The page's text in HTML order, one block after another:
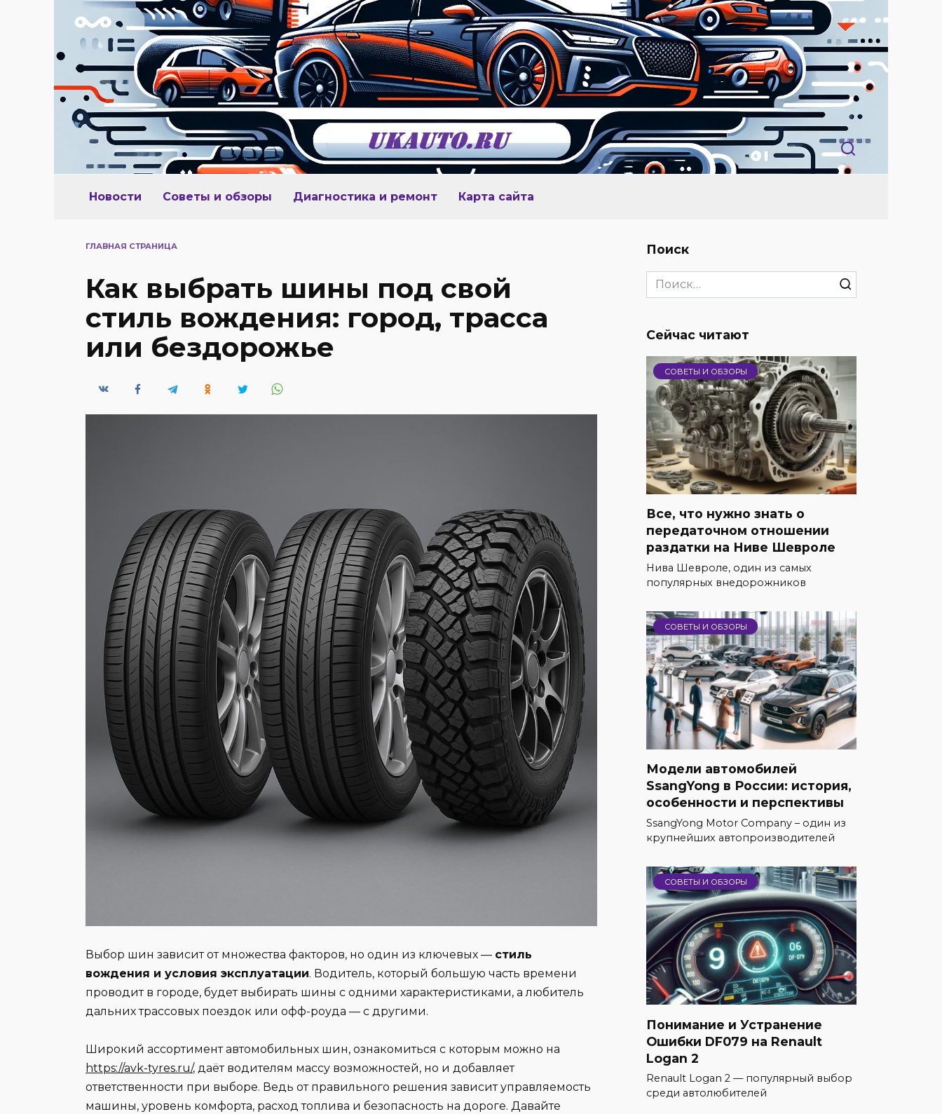
Новости Советы и обзоры Диагностика и ремонт Карта сайта
ГЛАВНАЯ СТРАНИЦА
Как выбрать шины под свой
стиль вождения: город, трасса
или бездорожье
Выбор шин зависит от множества факторов, но один из ключевых — стиль
вождения и условия эксплуатации. Водитель, который большую часть времени
проводит в городе, будет выбирать шины с одними характеристиками, а любитель
дальних трассовых поездок или офф-роуда — с другими.
Широкий ассортимент автомобильных шин, ознакомиться с которым можно на
https://avk-tyres.ru/, даёт водителям массу возможностей, но и добавляет
ответственности при выборе. Ведь от правильного решения зависит управляемость
машины, уровень комфорта, расход топлива и безопасность на дороге. Давайте
Поиск
Search
for:
Сейчас читают
СОВЕТЫ И ОБЗОРЫ
Все, что нужно знать о
передаточном отношении
раздатки на Ниве Шевроле
Нива Шевроле, один из самых
популярных внедорожников
СОВЕТЫ И ОБЗОРЫ
Модели автомобилей
SsangYong в России: история,
особенности и перспективы
SsangYong Motor Company – один из
крупнейших автопроизводителей
СОВЕТЫ И ОБЗОРЫ
Понимание и Устранение
Ошибки DF079 на Renault
Logan 2
Renault Logan 2 — популярный выбор
среди автолюбителей